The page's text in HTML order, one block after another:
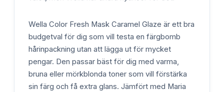
Wella Color Fresh Mask Caramel Glaze är ett bra
budgetval för dig som vill testa en färgbomb
hårinpackning utan att lägga ut för mycket
pengar. Den passar bäst för dig med varma,
bruna eller mörkblonda toner som vill förstärka
sin färg och få extra glans. Jämfört med Maria